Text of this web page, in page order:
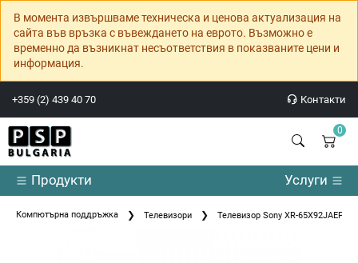
В момента извършваме техническа и ценова актуализация на
сайта във връзка с въвеждането на еврото. Възможно е
временно да възникнат несъответствия в показваните цени и
информация.
+359 (2) 439 40 70 Контакти
0
Продукти Услуги
Компютърна поддръжка Телевизори Телевизор Sony XR-65X92JAEP